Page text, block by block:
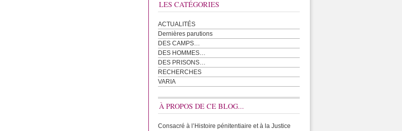
LES CATÉGORIES
ACTUALITÉS
Dernières parutions
DES CAMPS…
DES HOMMES…
DES PRISONS…
RECHERCHES
VARIA
À PROPOS DE CE BLOG...
Consacré à l’Histoire pénitentiaire et à la Justice